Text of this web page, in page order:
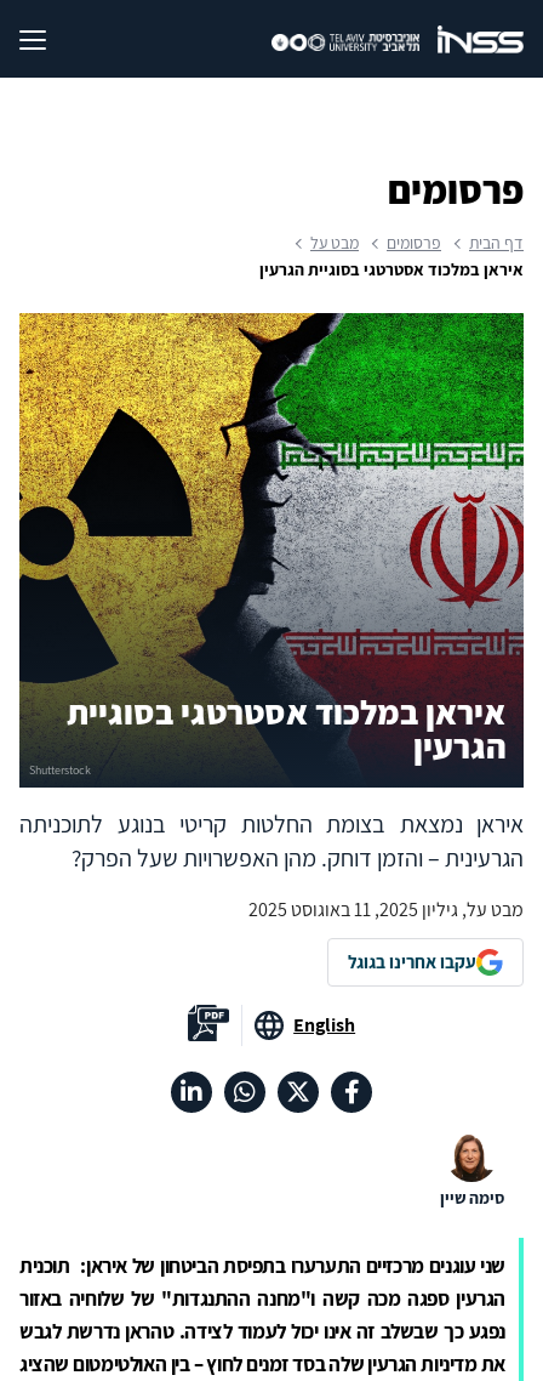
פרסומים
דף הבית פרסומים
מבט על
איראן במלכוד אסטרטגי בסוגיית הגרעין
איראן במלכוד אסטרטגי בסוגיית
הגרעין
איראן נמצאת בצומת החלטות קריטי בנוגע לתוכניתה
הגרעינית – והזמן דוחק. מהן האפשרויות שעל הפרק?
מבט על, גיליון 2025, 11 באוגוסט 2025
עקבו אחרינו בגוגל
English
סימה שיין
שני עוגנים מרכזיים התערערו בתפיסת הביטחון של איראן: תוכנית
הגרעין ספגה מכה קשה ו"מחנה ההתנגדות" של שלוחיה באזור
נפגע כך שבשלב זה אינו יכול לעמוד לצידה. טהראן נדרשת לגבש
את מדיניות הגרעין שלה בסד זמנים לחוץ – בין האולטימטום שהציג